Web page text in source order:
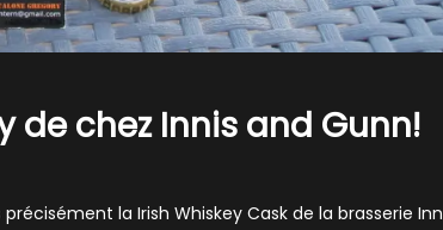
de chez Innis and Gunn!
la Irish Whiskey Cask de la brasserie